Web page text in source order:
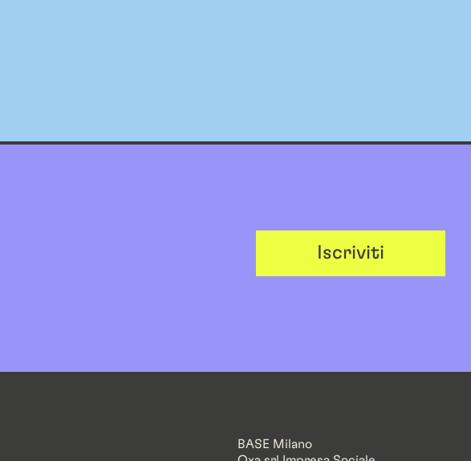
Iscriviti
BASE Milano